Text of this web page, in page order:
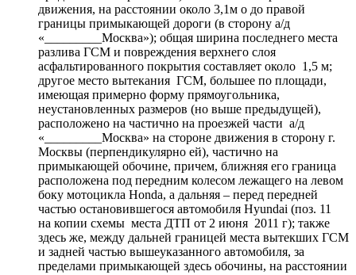
движения, на расстоянии около 3,1м о до правой
границы примыкающей дороги (в сторону а/д
«_________Москва»); общая ширина последнего места
разлива ГСМ и повреждения верхнего слоя
асфальтированного покрытия составляет около 1,5 м;
другое место вытекания ГСМ, большее по площади,
имеющая примерно форму прямоугольника,
неустановленных размеров (но выше предыдущей),
расположено на частично на проезжей части а/д
«_________Москва» на стороне движения в сторону г.
Москвы (перпендикулярно ей), частично на
примыкающей обочине, причем, ближняя его граница
расположена под передним колесом лежащего на левом
боку мотоцикла Hondа, а дальняя – перед передней
частью остановившегося автомобиля Hyundai (поз. 11
на копии схемы места ДТП от 2 июня 2011 г); также
здесь же, между дальней границей места вытекших ГСМ
и задней частью вышеуказанного автомобиля, за
пределами примыкающей здесь обочины, на расстоянии